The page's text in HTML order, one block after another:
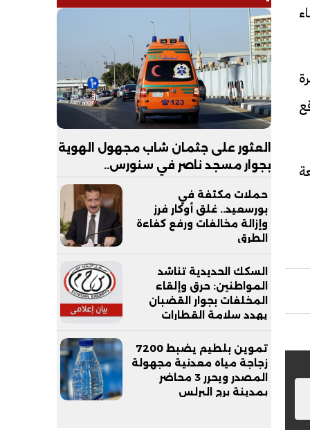
العثور على جثمان شاب مجهول الهوية
بجوار مسجد ناصر في سنورس..
والتحقيقات تكشف ملابسات الواقعة
حملات مكثفة في
بورسعيد.. غلق أوكار فرز
وإزالة مخالفات ورفع كفاءة
الطرق
السكك الحديدية تناشد
المواطنين: حرق وإلقاء
المخلفات بجوار القضبان
يهدد سلامة القطارات
والركاب
تموين بلطيم يضبط 7200
زجاجة مياه معدنية مجهولة
المصدر ويحرر 3 محاضر
بمدينة برج البرلس